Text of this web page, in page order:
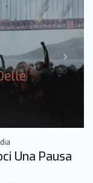
Next
Una Pausa